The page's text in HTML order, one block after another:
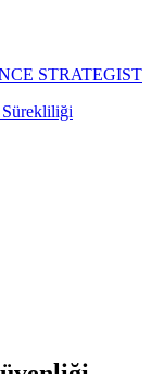
STRATEGIST